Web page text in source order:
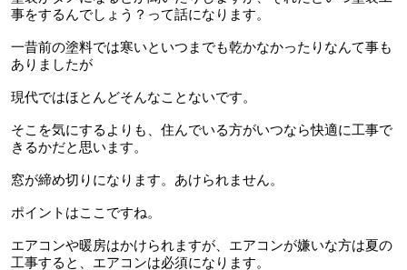
事をするんでしょう？って話になります。
一昔前の塗料では寒いといつまでも乾かなかったりなんて事も
ありましたが
現代ではほとんどそんなことないです。
そこを気にするよりも、住んでいる方がいつなら快適に工事で
きるかだと思います。
窓が締め切りになります。あけられません。
ポイントはここですね。
エアコンや暖房はかけられますが、エアコンが嫌いな方は夏の
工事すると、エアコンは必須になります。